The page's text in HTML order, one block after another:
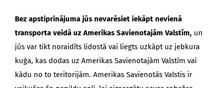
Bez apstiprinājuma jūs nevarēsiet iekāpt nevienā
transporta veidā uz Amerikas Savienotajām Valstīm,un
jūs var tikt noraidīts lidostā vai liegts uzkāpt uz jebkura
kuģa, kas dodas uz Amerikas Savienotajām Valstīm vai
kādu no to teritorijām. Amerikas Savienotās Valstis ir